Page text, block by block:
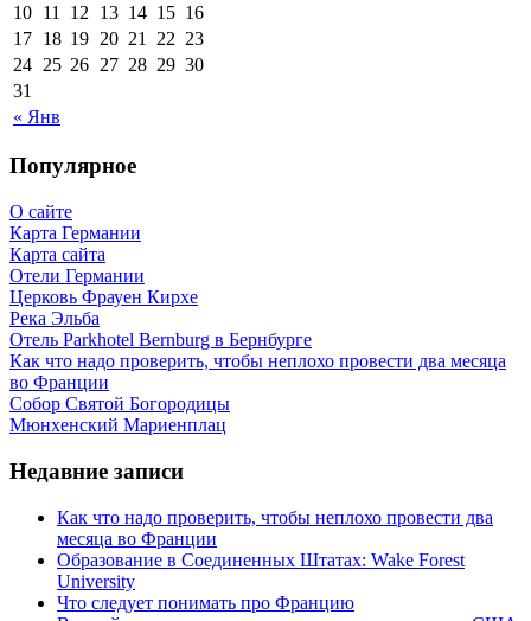
« Янв
10 11 12 13 14 15 16
17 18 19 20 21 22 23
24 25 26 27 28 29 30
31
Популярное
О сайте
Карта Германии
Карта сайта
Отели Германии
Церковь Фрауен Кирхе
Река Эльба
Отель Parkhotel Bernburg в Бернбурге
Как что надо проверить, чтобы неплохо провести два месяца
во Франции
Собор Святой Богородицы
Мюнхенский Мариенплац
Недавние записи
Как что надо проверить, чтобы неплохо провести два
месяца во Франции
Образование в Соединенных Штатах: Wake Forest
University
Что следует понимать про Францию